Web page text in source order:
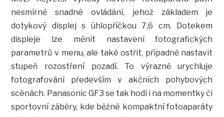
nesmírně snadné ovládání, jehož základem je
dotykový displej s úhlopříčkou 7,6 cm. Dotekem
displeje lze měnit nastavení fotografických
parametrů v menu, ale také ostřit, případně nastavit
stupeň rozostření pozadí. To výrazně urychluje
fotografování především v akčních pohybových
scénách. Panasonic GF3 se tak hodí i na momentky či
sportovní záběry, kde běžné kompaktní fotoaparáty